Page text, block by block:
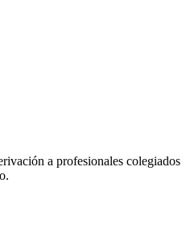
a profesionales colegiados